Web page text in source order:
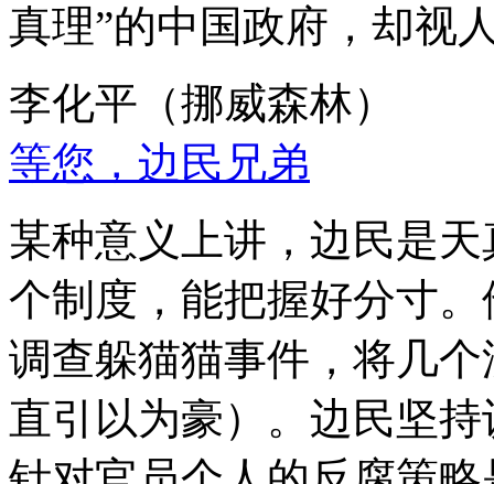
真理”的中国政府，却视
李化平（挪威森林）
等您，边民兄弟
某种意义上讲，边民是
个制度，能把握好分寸
调查躲猫猫事件，将几
直引以为豪）。边民坚